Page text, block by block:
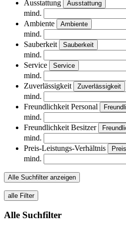
Ausstattung Ausstattung
mind.
Ambiente
Ambiente
mind.
Sauberkeit
Sauberkeit
mind.
Service
Service
mind.
Zuverlässigkeit
Zuverlässigkeit
mind.
Freundlichkeit Personal
mind.
Freundlichkeit Besitzer
mind.
Preis-Leistungs-Verhältnis
mind.
Alle Suchfilter anzeigen
alle Filter
Alle Suchfilter